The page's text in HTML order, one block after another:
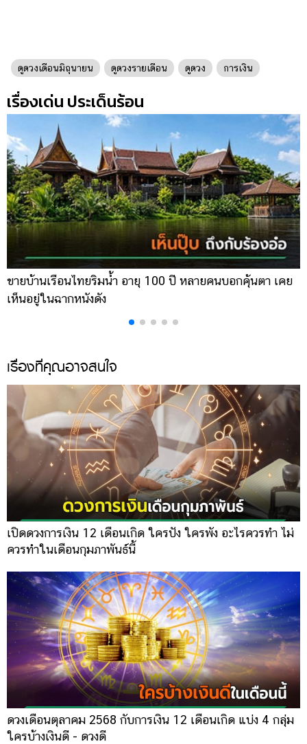
ดูดวงเดือนมิถุนายน ดูดวงรายเดือน ดูดวง การเงิน
เรื่องเด่น ประเด็นร้อน
ขายบ้านเรือนไทยริมน้ำ อายุ 100 ปี หลายคนบอกคุ้นตา เคย
เห็นอยู่ในฉากหนังดัง
เรื่องที่คุณอาจสนใจ
เปิดดวงการเงิน 12 เดือนเกิด ใครปัง ใครพัง อะไรควรทำ ไม่
ควรทำในเดือนกุมภาพันธ์นี้
ดวงเดือนตุลาคม 2568 กับการเงิน 12 เดือนเกิด แบ่ง 4 กลุ่ม
ใครบ้างเงินดี - ดวงดี